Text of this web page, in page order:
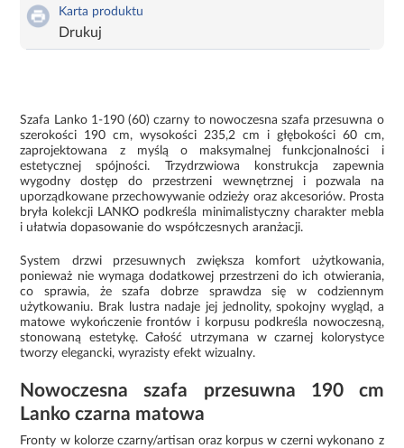
Karta produktu
Drukuj
Szafa Lanko 1-190 (60) czarny to nowoczesna szafa przesuwna o
szerokości 190 cm, wysokości 235,2 cm i głębokości 60 cm,
zaprojektowana z myślą o maksymalnej funkcjonalności i
estetycznej spójności. Trzydrzwiowa konstrukcja zapewnia
wygodny dostęp do przestrzeni wewnętrznej i pozwala na
uporządkowane przechowywanie odzieży oraz akcesoriów. Prosta
bryła kolekcji LANKO podkreśla minimalistyczny charakter mebla
i ułatwia dopasowanie do współczesnych aranżacji.
System drzwi przesuwnych zwiększa komfort użytkowania,
ponieważ nie wymaga dodatkowej przestrzeni do ich otwierania,
co sprawia, że szafa dobrze sprawdza się w codziennym
użytkowaniu. Brak lustra nadaje jej jednolity, spokojny wygląd, a
matowe wykończenie frontów i korpusu podkreśla nowoczesną,
stonowaną estetykę. Całość utrzymana w czarnej kolorystyce
tworzy elegancki, wyrazisty efekt wizualny.
Nowoczesna szafa przesuwna 190 cm
Lanko czarna matowa
Fronty w kolorze czarny/artisan oraz korpus w czerni wykonano z